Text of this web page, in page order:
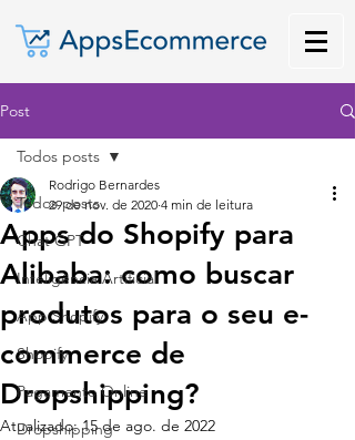
Post
Todos posts
Chat GPT
Inteligência Artificial
App Shopify
Shopify
Pagamento Online
Dropshipping
Todos posts
Apps do Shopify para
Alibaba: como buscar
produtos para o seu e-
commerce de
Dropshipping?
Rodrigo Bernardes
29 de nov. de 2020 4 min de leitura
Atualizado:15 de ago. de 2022